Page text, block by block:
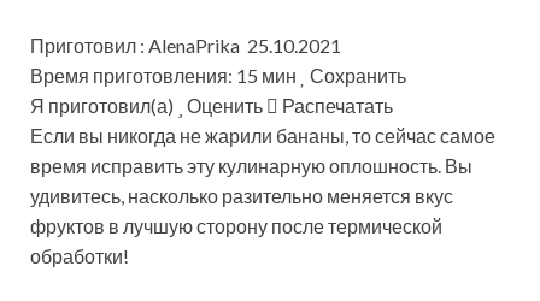
Приготовил : AlenaPrika 25.10.2021
Время приготовления: 15 мин
Сохранить
Я приготовил(а)
Оценить
Распечатать
Если вы никогда не жарили бананы, то сейчас самое
время исправить эту кулинарную оплошность. Вы
удивитесь, насколько разительно меняется вкус
фруктов в лучшую сторону после термической
обработки!